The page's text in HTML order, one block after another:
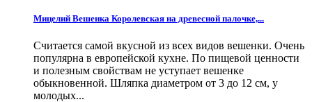
Мицелий Вешенка Королевская на древесной палочке,...
Считается самой вкусной из всех видов вешенки. Очень
популярна в европейской кухне. По пищевой ценности
и полезным свойствам не уступает вешенке
обыкновенной. Шляпка диаметром от 3 до 12 см, у
молодых...